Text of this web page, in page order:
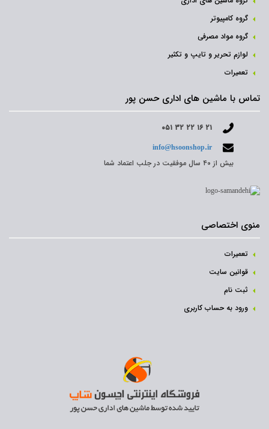
گروه کامپیوتر
گروه مواد مصرفی
لوازم تحریر و تایپ و تکثیر
تعمیرات
تماس با ماشین های اداری حسن پور
۰۵۱ ۳۲ ۲۲ ۱۶ ۲۱
info@hsoonshop.ir
بیش از ۴۰ سال موفقیت در جلب اعتماد شما
منوی اختصاصی
تعمیرات
قوانین سایت
ثبت نام‌
ورود به حساب کاربری